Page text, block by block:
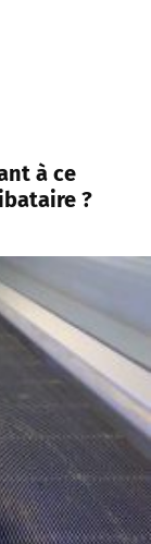
à ce
?